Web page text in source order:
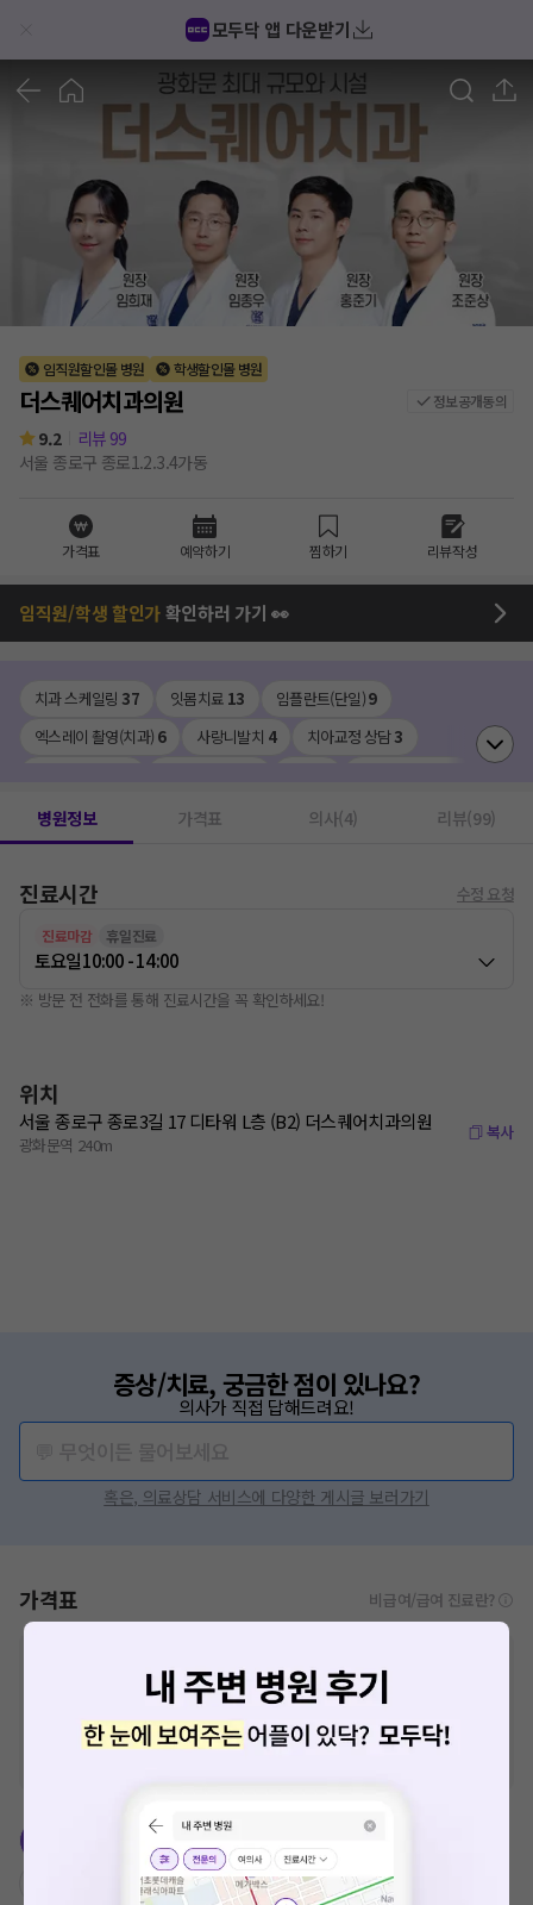
모두닥 앱 다운받기
1/
임직원할인몰 병원 학생할인몰 병원
더스퀘어치과의원 정보공개동의
9.2 리뷰 99
서울 종로구 종로1.2.3.4가동
가격표 예약하기 찜하기 리뷰작성
임직원/학생 할인가확인하러 가기 👀
치과 스케일링 37 잇몸치료 13 임플란트(단일)9
엑스레이 촬영(치과) 6 사랑니발치 4 치아교정 상담3
투명교정2 수면 치료(치과) 충치치료 검진1 PFM 크라운1
지르코니아 크라운
병원정보 가격표 의사(4) 리뷰(99)
진료시간 수정 요청
진료마감 휴일진료
토요일10:00 - 14:00
※ 방문 전 전화를 통해 진료시간을 꼭 확인하세요!
위치
서울 종로구 종로3길 17 디타워 L층 (B2) 더스퀘어치과의원
광화문역 240m
복사
증상/치료, 궁금한 점이 있나요?
의사가 직접 답해드려요!
혹은, 의료상담 서비스에 다양한 게시글 보러가기
가격표 비급여/급여 진료란?
한 가격은 해당 의료기관에 직접 문의해주세요.
급여 항목의 경우,건강보험심사평가원 에 고지되어 있는 급여 진료 기준 가
격입니다. (진료와 연관된 복합적인 비용이 추가되어, 병원마다 금액이 다르게
산정될 수 있는 점 참고 바랍니다.)
충치치료
치과 스케일링
라미네이트
더스퀘어치과의원 후기/가격/비용 (2026) | 모두닥